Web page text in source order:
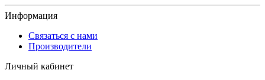
Информация
Связаться с нами
Производители
Личный кабинет